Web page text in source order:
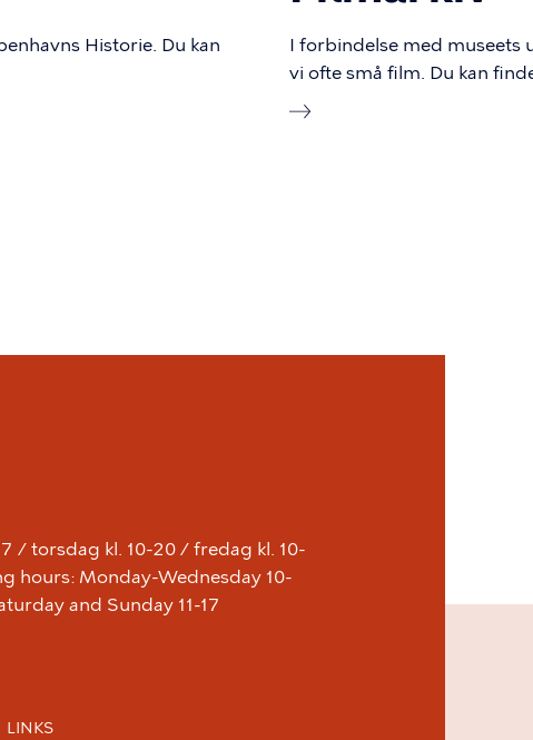
Historie. Du kan
I forbindelse med
vi ofte små film. Du kan
/ torsdag kl. 10-20 / fredag kl. 10-
hours: Monday-Wednesday 10-
and Sunday 11-17
LINKS